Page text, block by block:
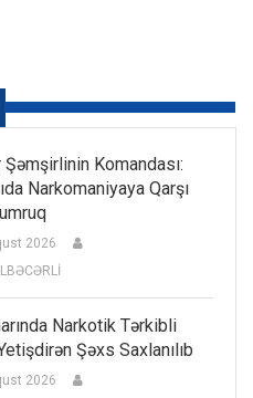
Şəmşirlinin Komandası:
Narkomaniyaya Qarşı
2026
Narkotik Tərkibli
Şəxs Saxlanılıb
2026